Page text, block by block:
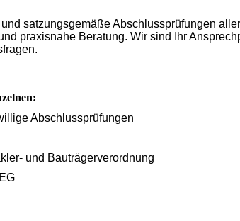
satzungsgemäße Abschlussprüfungen
praxisnahe Beratung. Wir sind Ihr
Abschlussprüfungen
und Bauträgerverordnung